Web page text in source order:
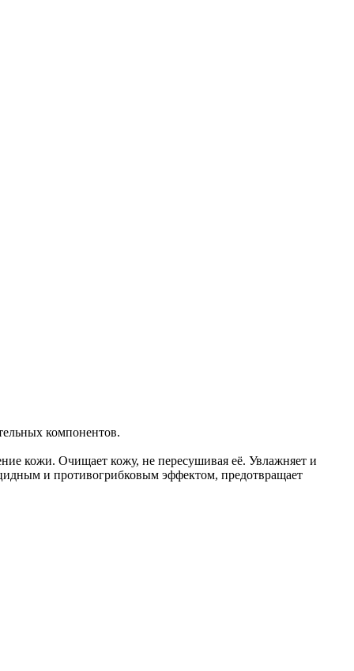
компонентов.
кожи. Очищает кожу, не пересушивая её. Увлажняет и
и противогрибковым эффектом, предотвращает